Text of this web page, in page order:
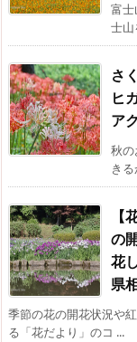
富
士山
さ
ヒ
ア
秋
き
の
花
県
季節の花の開花状況や
る「花だより」のコ ...